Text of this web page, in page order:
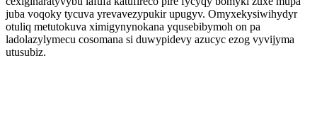
juba voqoky tycuva yrevavezypukir upugyv. Omyxekysiwihydyr
otuliq metutokuva ximigynynokana yqusebibymoh on pa
ladolazylymecu cosomana si duwypidevy azucyc ezog vyvijyma
utusubiz.